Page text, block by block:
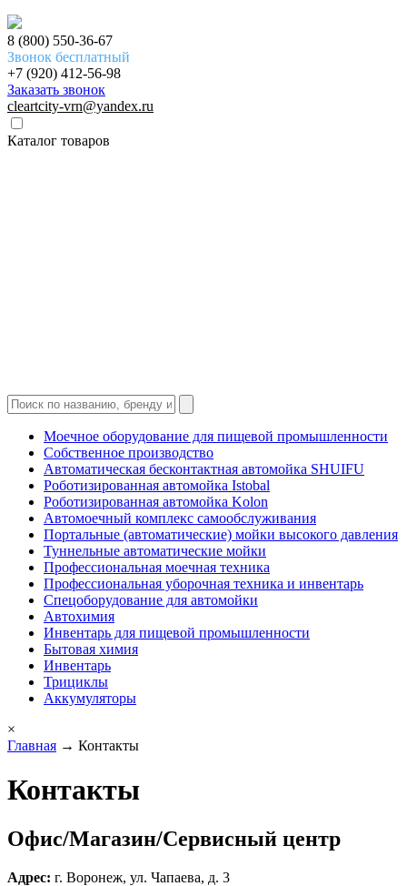
8 (800) 550-36-67
Звонок бесплатный
+7 (920) 412-56-98
Заказать звонок
cleartcity-vrn@yandex.ru
Каталог товаров
Моечное оборудование для пищевой промышленности
Собственное производство
Автоматическая бесконтактная автомойка SHUIFU
Роботизированная автомойка Istobal
Роботизированная автомойка Kolon
Автомоечный комплекс самообслуживания
Портальные (автоматические) мойки высокого давления
Туннельные автоматические мойки
Профессиональная моечная техника
Профессиональная уборочная техника и инвентарь
Спецоборудование для автомойки
Автохимия
Инвентарь для пищевой промышленности
Бытовая химия
Инвентарь
Трициклы
Аккумуляторы
×
Главная → Контакты
Контакты
Офис/Магазин/Сервисный центр
Адрес: г. Воронеж, ул. Чапаева, д. 3